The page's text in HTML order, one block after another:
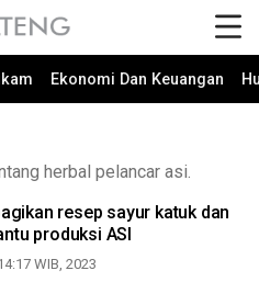
Ekonomi Dan Keuangan
herbal pelancar asi.
resep sayur katuk dan
produksi ASI
WIB, 2023